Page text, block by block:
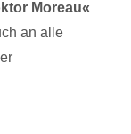
Moreau«
an alle